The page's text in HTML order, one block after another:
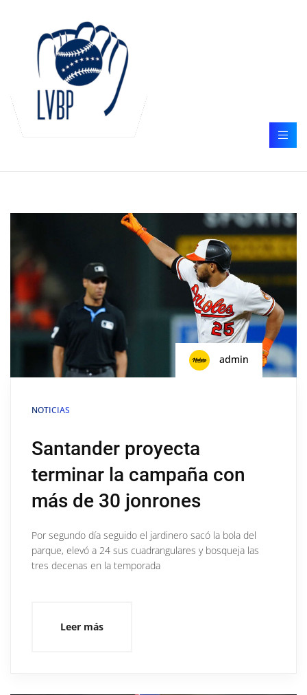
admin
NOTICIAS
Santander proyecta
terminar la campaña con
más de 30 jonrones
Por segundo día seguido el jardinero sacó la bola del
parque, elevó a 24 sus cuadrangulares y bosqueja las
tres decenas en la temporada
Leer más